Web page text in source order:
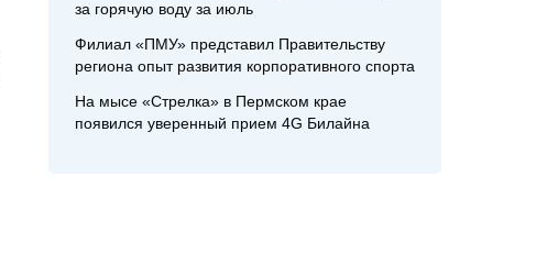
за горячую воду за июль
Филиал «ПМУ» представил Правительству
региона опыт развития корпоративного спорта
На мысе «Стрелка» в Пермском крае
появился уверенный прием 4G Билайна